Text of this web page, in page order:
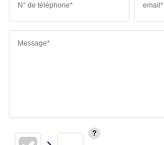
N° de téléphone* email*
Message*